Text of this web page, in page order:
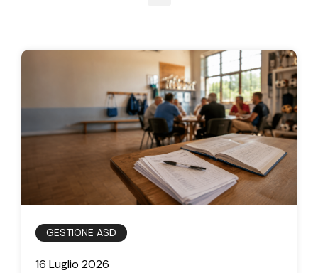
GESTIONE ASD
16 Luglio 2026